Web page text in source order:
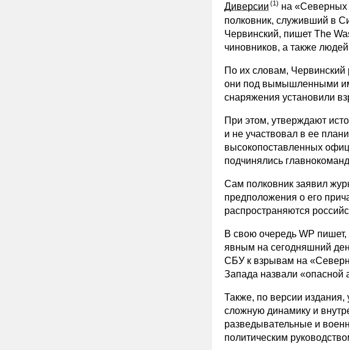
Диверсии
на «Северных
полковник, служивший в
Червинский, пишет The
чиновников, а также
По их словам, Червинский
они под вымышленными
снаряжения установили
При этом, утверждают
и не участвовал в ее
высокопоставленных
подчинялись
Сам полковник заявил
предположения о его
распространяются
В свою очередь WP
явным на сегодняшний
СБУ к взрывам на
Запада назвали «опасной
Также, по версии издания,
сложную динамику и
разведывательные и
политическим